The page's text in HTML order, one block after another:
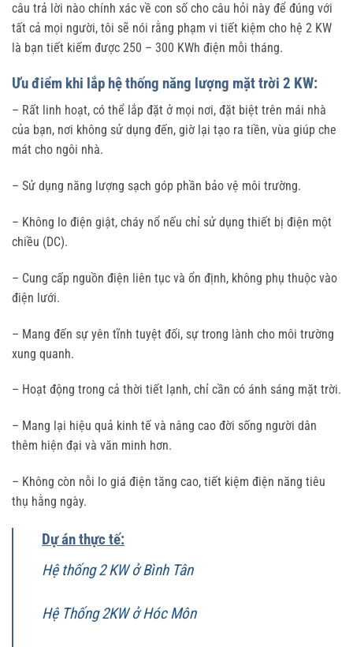
câu trả lời nào chính xác về con số cho câu hỏi này để đúng với
tất cả mọi người, tôi sẽ nói rằng phạm vi tiết kiệm cho hệ 2 KW
là bạn tiết kiếm được 250 – 300 KWh điện mỗi tháng.
Ưu điểm khi lắp hệ thống năng lượng mặt trời 2 KW:
– Rất linh hoạt, có thể lắp đặt ở mọi nơi, đặt biệt trên mái nhà
của bạn, nơi không sử dụng đến, giờ lại tạo ra tiền, vùa giúp che
mát cho ngôi nhà.
– Sử dụng năng lượng sạch góp phần bảo vệ môi trường.
– Không lo điện giật, cháy nổ nếu chỉ sử dụng thiết bị điện một
chiều (DC).
– Cung cấp nguồn điện liên tục và ổn định, không phụ thuộc vào
điện lưới.
– Mang đến sự yên tĩnh tuyệt đối, sự trong lành cho môi trường
xung quanh.
– Hoạt động trong cả thời tiết lạnh, chỉ cần có ánh sáng mặt trời.
– Mang lại hiệu quả kinh tế và nâng cao đời sống người dân
thêm hiện đại và văn minh hơn.
– Không còn nỗi lo giá điện tăng cao, tiết kiệm điện năng tiêu
thụ hằng ngày.
Dự án thực tế:
Hệ thống 2 KW ở Bình Tân
Hệ Thống 2KW ở Hóc Môn